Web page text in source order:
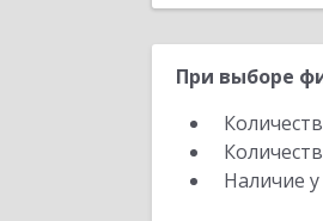
При выборе
Наличие